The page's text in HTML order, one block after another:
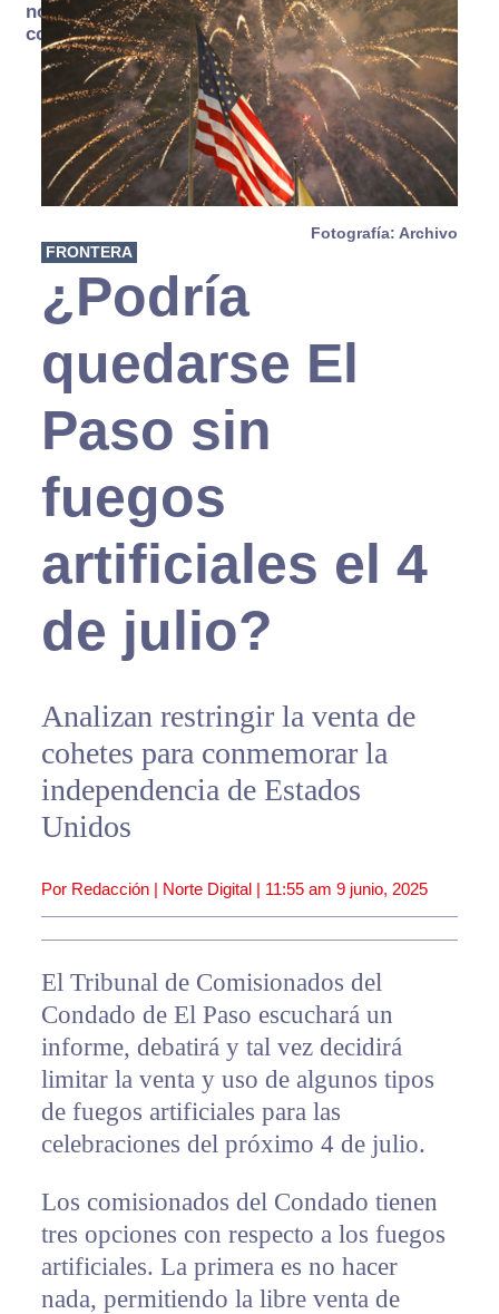
no se
consume
Fotografía: Archivo
FRONTERA
¿Podría
quedarse El
Paso sin
fuegos
artificiales el 4
de julio?
Analizan restringir la venta de
cohetes para conmemorar la
independencia de Estados
Unidos
Por Redacción | Norte Digital | 11:55 am 9 junio, 2025
El Tribunal de Comisionados del
Condado de El Paso escuchará un
informe, debatirá y tal vez decidirá
limitar la venta y uso de algunos tipos
de fuegos artificiales para las
celebraciones del próximo 4 de julio.
Los comisionados del Condado tienen
tres opciones con respecto a los fuegos
artificiales. La primera es no hacer
nada, permitiendo la libre venta de